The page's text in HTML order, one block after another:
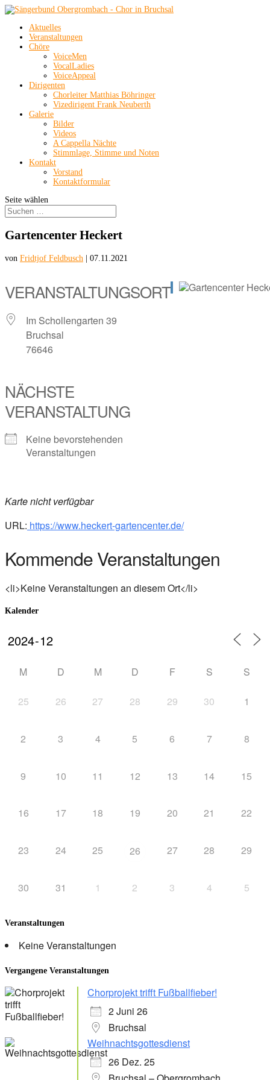
Aktuelles
Veranstaltungen
Chöre
VoiceMen
VocalLadies
VoiceAppeal
Dirigenten
Chorleiter Matthias Böhringer
Vizedirigent Frank Neuberth
Galerie
Bilder
Videos
A Cappella Nächte
Stimmlage, Stimme und Noten
Kontakt
Vorstand
Kontaktformular
Seite wählen
Gartencenter Heckert
von Fridtjof Feldbusch 07.11.2021
VERANSTALTUNGSORT
Im Schollengarten 39
Bruchsal
76646
NÄCHSTE
VERANSTALTUNG
Keine bevorstehenden
Veranstaltungen
Karte nicht verfügbar
URL: https://www.heckert-gartencenter.de/
Kommende Veranstaltungen
<li>Keine Veranstaltungen an diesem Ort</li>
Kalender
M D M D F S S
25 26 27 28 29 30 1
2 3 4 5 6 7 8
9 10 11 12 13 14 15
16 17 18 19 20 21 22
23 24 25 26 27 28 29
30 31 1 2 3 4 5
Veranstaltungen
Keine Veranstaltungen
Vergangene Veranstaltungen
Chorprojekt trifft Fußballfieber!
2 Juni 26
Bruchsal
Weihnachtsgottesdienst
26 Dez. 25